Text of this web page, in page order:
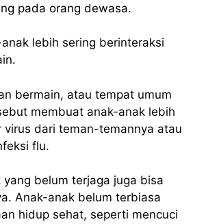
pada orang dewasa.
lebih sering berinteraksi
bermain, atau tempat umum
membuat anak-anak lebih
virus dari teman-temannya atau
flu.
yang belum terjaga juga bisa
Anak-anak belum terbiasa
hidup sehat, seperti mencuci